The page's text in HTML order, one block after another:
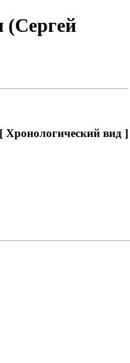
(Сергей
[ Хронологический вид ]